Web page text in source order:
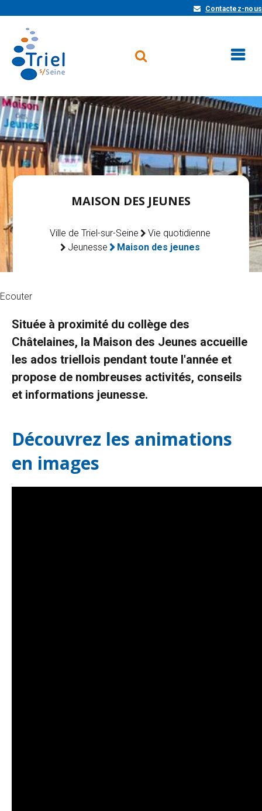
Contactez-nous
MAISON DES JEUNES
Ville de Triel-sur-Seine
Vie quotidienne
Jeunesse
Maison des jeunes
Ecouter
Située à proximité du collège des
Châtelaines, la Maison des Jeunes accueille
les ados triellois pendant toute l'année et
propose de nombreuses activités, conseils
et informations jeunesse.
Découvrez les animations
en images